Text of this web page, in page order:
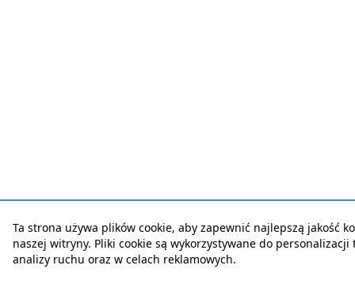
Ta strona używa plików cookie, aby zapewnić najlepszą jakość
naszej witryny. Pliki cookie są wykorzystywane do personalizacji
analizy ruchu oraz w celach reklamowych.